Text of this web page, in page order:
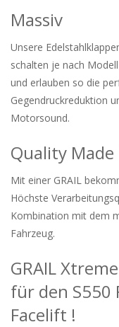
Massiv
Unsere
schalten je nach
und erlauben so die
Gegendruckreduktion
Motorsound.
Quality
Mit einer GRAIL
Höchste
Kombination mit dem
Fahrzeug.
GRAIL
für den S550
Facelift !